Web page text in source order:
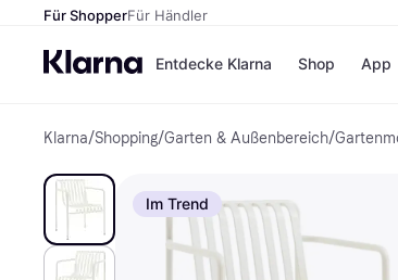
Für ShopperFür Händler
Entdecke Klarna
Bezahle in
Shop App
Klarna/Shopping/Garten & Außenbereich/
Im Trend